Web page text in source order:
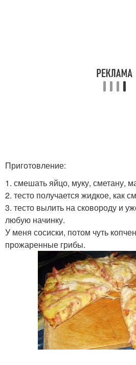
Приготовление:
1. смешать яйцо, муку, сметану,
2. тесто получается жидкое, как
3. тесто вылить на сковороду и
любую начинку.
У меня сосиски, потом чуть
прожаренные грибы.